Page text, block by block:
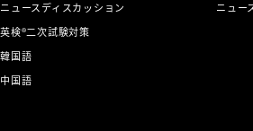
ニュースディスカッション
英検®二次試験対策
韓国語
中国語
ニュー